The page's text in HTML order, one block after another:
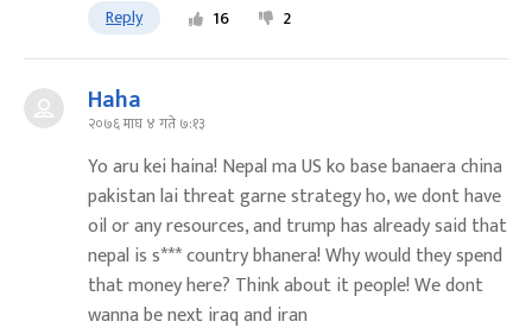
Reply 16 2
Haha
२०७६ माघ ४ गते ७:१३
Yo aru kei haina! Nepal ma US ko base banaera china
pakistan lai threat garne strategy ho, we dont have
oil or any resources, and trump has already said that
nepal is s*** country bhanera! Why would they spend
that money here? Think about it people! We dont
wanna be next iraq and iran